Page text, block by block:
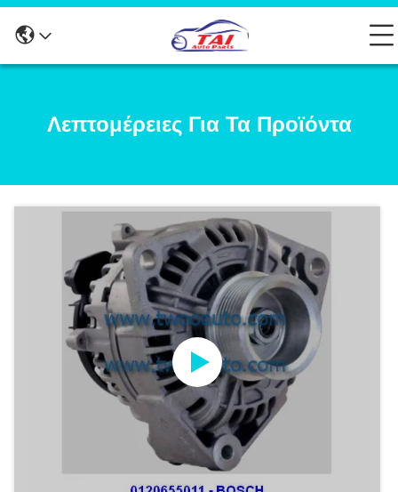
Λεπτομέρειες Για Τα Προϊόντα